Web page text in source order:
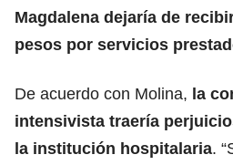
Magdalena dejaría de
pesos por servicios
De acuerdo con Molina, la
intensivista traería
la institución hospitalaria.